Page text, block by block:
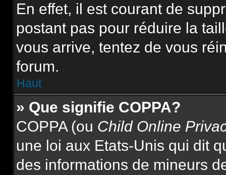
En effet, il est courant de
postant pas pour réduire la
vous arrive, tentez de vous
forum.
Haut
» Que signifie COPPA?
COPPA (ou Child Online
une loi aux Etats-Unis qui dit
des informations de mineurs